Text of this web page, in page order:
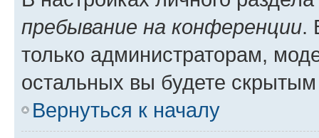
пребывание на конференции.
только администраторам,
остальных вы будете
Вернуться к началу